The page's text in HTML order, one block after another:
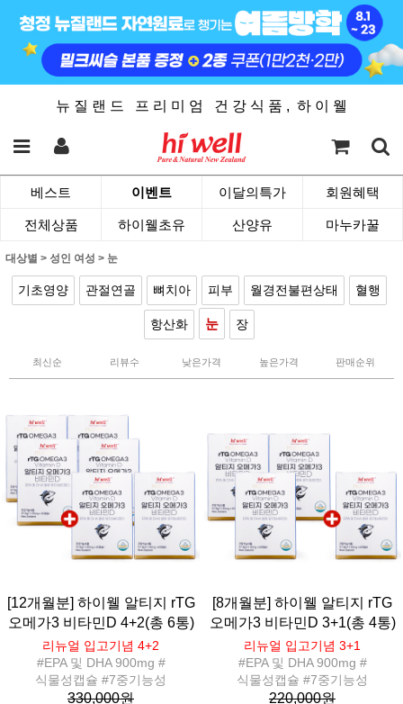
뉴 질 랜 드 프 리 미 엄 건 강 식 품 , 하 이 웰
베스트 이벤트 이달의특가 회원혜택
전체상품 하이웰초유 산양유 마누카꿀
대상별 > 성인 여성 > 눈
기초영양 관절연골 뼈치아 피부 월경전불편상태 혈행
항산화 눈 장
최신순 리뷰수 낮은가격 높은가격 판매순위
[12개월분] 하이웰 알티지 rTG
오메가3 비타민D 4+2(총 6통)
리뉴얼 입고기념 4+2
#EPA 및 DHA 900mg #
식물성캡슐 #7중기능성
330,000원
[8개월분] 하이웰 알티지 rTG
오메가3 비타민D 3+1(총 4통)
리뉴얼 입고기념 3+1
#EPA 및 DHA 900mg #
식물성캡슐 #7중기능성
220,000원